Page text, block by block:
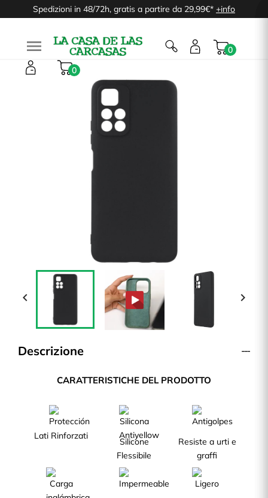
Spedizioni in 48/72h, gratis a partire da 29,99€* +info

0
0
 
Descrizione
CARATTERISTICHE DEL PRODOTTO
Lati Rinforzati
Silicone
Flessibile
Resiste a urti e
graffi